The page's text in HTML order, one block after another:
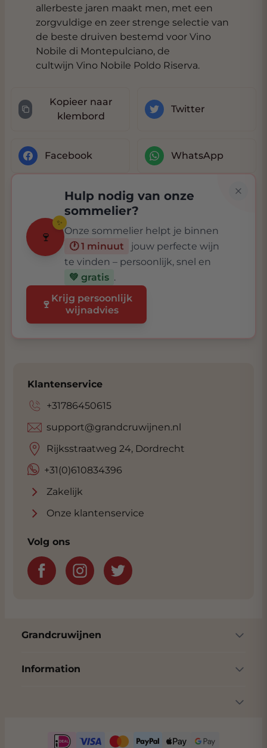
allerbeste jaren maakt men, met een
zorgvuldige en zeer strenge selectie van
de beste druiven bestemd voor Vino
Nobile di Montepulciano, de
cultwijn Vino Nobile Poldo Riserva.
Kopieer naar
klembord
Twitter
Facebook WhatsApp
🍷
✨
Hulp nodig van onze
sommelier?
Onze sommelier helpt je binnen
🕐 1 minuut
jouw perfecte wijn
te vinden – persoonlijk, snel en
💚 gratis .
🍷 Krijg persoonlijk
wijnadvies
Klantenservice
+31786450615
+31(0)610834396
support@grandcruwijnen.nl
Rijksstraatweg 24, Dordrecht
Zakelijk
Onze klantenservice
Volg ons
Grandcruwijnen
Information